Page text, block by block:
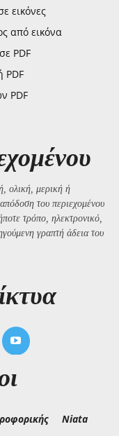
εικόνες
από εικόνα
PDF
PDF
PDF
ολική, μερική ή
του περιεχομένου
τρόπο, ηλεκτρονικό,
γραπτή άδεια του
Niata